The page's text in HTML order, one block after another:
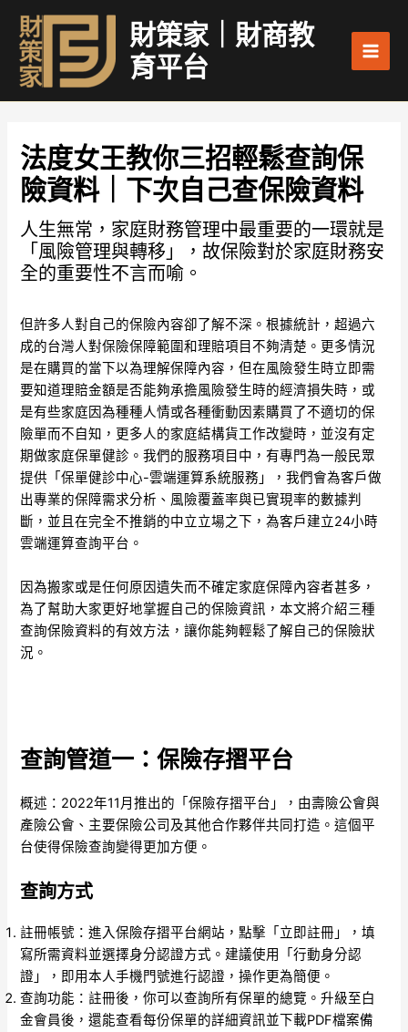
內
財策家｜財商教
育平台
法度女王教你三招輕鬆查詢保
險資料｜下次自己查保險資料
人生無常，家庭財務管理中最重要的一環就是
「風險管理與轉移」，故保險對於家庭財務安
全的重要性不言而喻。
但許多人對自己的保險內容卻了解不深。根據統計，超過六
成的台灣人對保險保障範圍和理賠項目不夠清楚。更多情況
是在購買的當下以為理解保障內容，但在風險發生時立即需
要知道理賠金額是否能夠承擔風險發生時的經濟損失時，或
是有些家庭因為種種人情或各種衝動因素購買了不適切的保
險單而不自知，更多人的家庭結構貨工作改變時，並沒有定
期做家庭保單健診。我們的服務項目中，有專門為一般民眾
提供「保單健診中心-雲端運算系統服務」，我們會為客戶做
出專業的保障需求分析、風險覆蓋率與已實現率的數據判
斷，並且在完全不推銷的中立立場之下，為客戶建立24小時
雲端運算查詢平台。
因為搬家或是任何原因遺失而不確定家庭保障內容者甚多，
為了幫助大家更好地掌握自己的保險資訊，本文將介紹三種
查詢保險資料的有效方法，讓你能夠輕鬆了解自己的保險狀
況。
查詢管道一：保險存摺平台
概述：2022年11月推出的「保險存摺平台」，由壽險公會與
產險公會、主要保險公司及其他合作夥伴共同打造。這個平
台使得保險查詢變得更加方便。
查詢方式
註冊帳號：進入保險存摺平台網站，點擊「立即註冊」，填
寫所需資料並選擇身分認證方式。建議使用「行動身分認
證」，即用本人手機門號進行認證，操作更為簡便。
查詢功能：註冊後，你可以查詢所有保單的總覽。升級至白
金會員後，還能查看每份保單的詳細資訊並下載PDF檔案備